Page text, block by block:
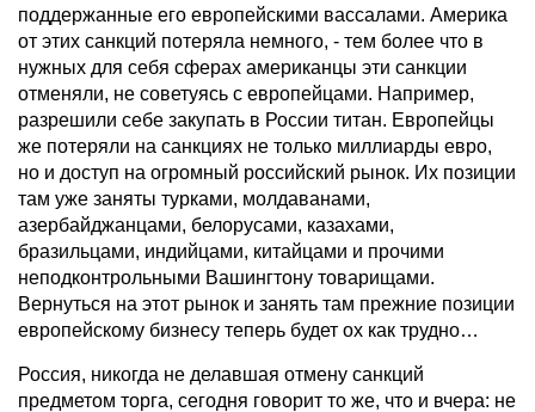
поддержанные его европейскими вассалами. Америка
от этих санкций потеряла немного, - тем более что в
нужных для себя сферах американцы эти санкции
отменяли, не советуясь с европейцами. Например,
разрешили себе закупать в России титан. Европейцы
же потеряли на санкциях не только миллиарды евро,
но и доступ на огромный российский рынок. Их позиции
там уже заняты турками, молдаванами,
азербайджанцами, белорусами, казахами,
бразильцами, индийцами, китайцами и прочими
неподконтрольными Вашингтону товарищами.
Вернуться на этот рынок и занять там прежние позиции
европейскому бизнесу теперь будет ох как трудно…
Россия, никогда не делавшая отмену санкций
предметом торга, сегодня говорит то же, что и вчера: не